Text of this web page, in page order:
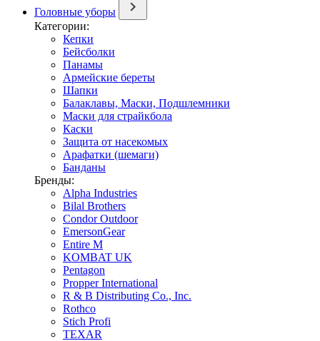
Головные уборы
Категории:
Кепки
Бейсболки
Панамы
Армейские береты
Шапки
Балаклавы, Маски, Подшлемники
Маски для страйкбола
Каски
Защита от насекомых
Арафатки (шемаги)
Банданы
Бренды:
Alpha Industries
Bilal Brothers
Condor Outdoor
EmersonGear
Entire M
KOMBAT UK
Pentagon
Propper International
R & B Distributing Co., Inc.
Rothco
Stich Profi
TEXAR